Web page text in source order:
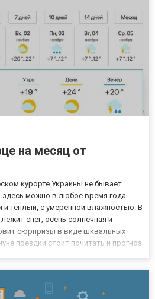
на месяц от
курорте Украины не бывает
можно в любое время года.
и теплый, с умеренной влажностью. В
снег, осень солнечная и
сюрпризы в виде шквальных
поездки стоит почитать и прогноз